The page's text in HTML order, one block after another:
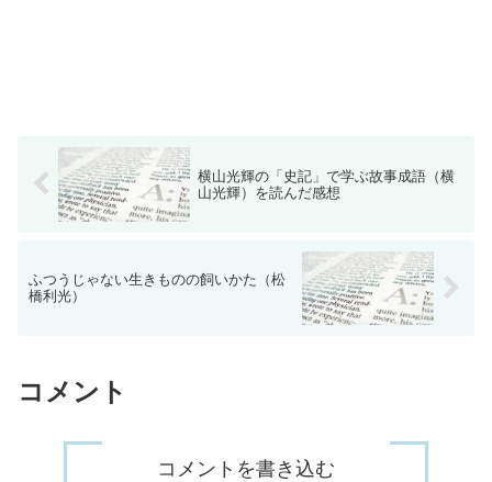
横山光輝の「史記」で学ぶ故事成語（横
山光輝）を読んだ感想
ふつうじゃない生きものの飼いかた（松
橋利光）
コメント
コメントを書き込む